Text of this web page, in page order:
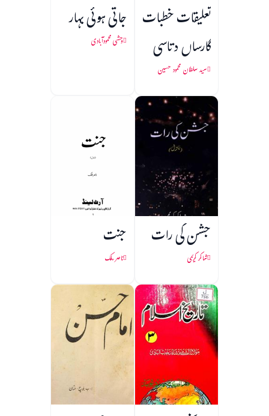
تعلیقات خطبات
گارساں دتاسی
سید سلطان محمود حسین
جاتی ہوئی بہار
وحشی محمودآبادی
جشن کی رات
شاکر کریمی
جنت
ناصر ملک